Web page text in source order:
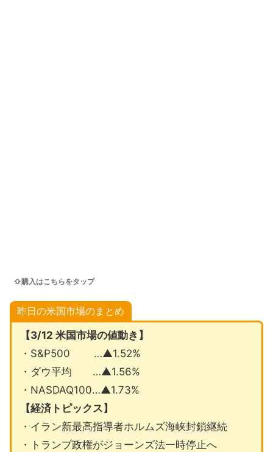
⇧購入はこちらをタップ
昨日の米国市場のまとめ
【3/12 米国市場の値動き】
・S&P500 …▲1.52%
・ダウ平均 …▲1.56%
・NASDAQ100…▲1.73%
【経済トピックス】
・イラン新最高指導者ホルムズ海峡封鎖継続
・トランプ政権がジョーンズ法一時停止へ